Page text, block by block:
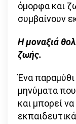
όμορφα και
συμβαίνουν
Η μοναξιά
ζωής.
Ένα
μηνύματα
και μπορεί